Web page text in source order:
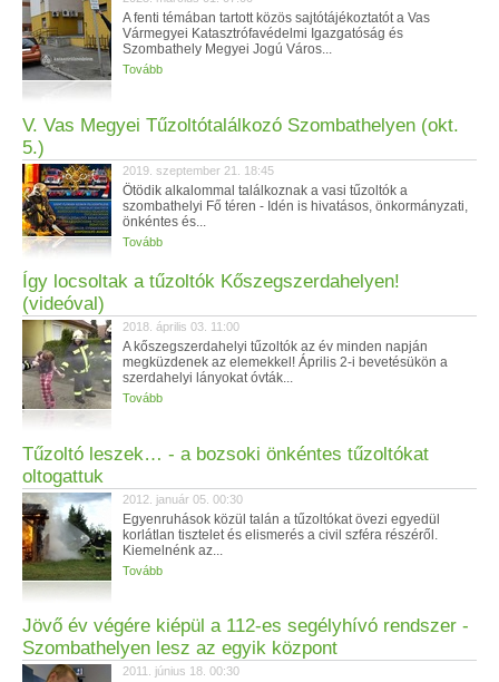
A fenti témában tartott közös sajtótájékoztatót a Vas
Vármegyei Katasztrófavédelmi Igazgatóság és
Szombathely Megyei Jogú Város...
Tovább
V. Vas Megyei Tűzoltótalálkozó Szombathelyen (okt.
5.)
2019. szeptember 21. 18:45
Ötödik alkalommal találkoznak a vasi tűzoltók a
szombathelyi Fő téren - Idén is hivatásos, önkormányzati,
önkéntes és...
Tovább
Így locsoltak a tűzoltók Kőszegszerdahelyen!
(videóval)
2018. április 03. 11:00
A kőszegszerdahelyi tűzoltók az év minden napján
megküzdenek az elemekkel! Április 2-i bevetésükön a
szerdahelyi lányokat óvták...
Tovább
Tűzoltó leszek… - a bozsoki önkéntes tűzoltókat
oltogattuk
2012. január 05. 00:30
Egyenruhások közül talán a tűzoltókat övezi egyedül
korlátlan tisztelet és elismerés a civil szféra részéről.
Kiemelnénk az...
Tovább
Jövő év végére kiépül a 112-es segélyhívó rendszer -
Szombathelyen lesz az egyik központ
2011. június 18. 00:30